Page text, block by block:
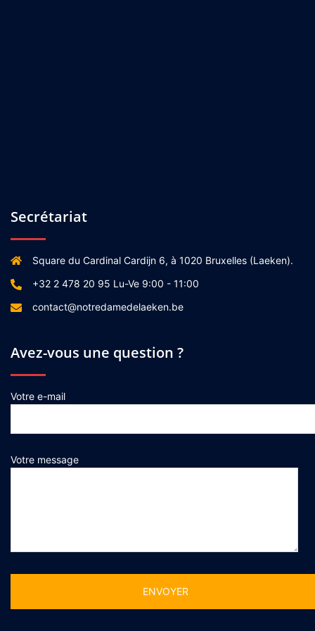
Secrétariat
Square du Cardinal Cardijn 6, à 1020 Bruxelles (Laeken).
+32 2 478 20 95 Lu-Ve 9:00 - 11:00
contact@notredamedelaeken.be
Avez-vous une question ?
Votre e-mail
Votre message